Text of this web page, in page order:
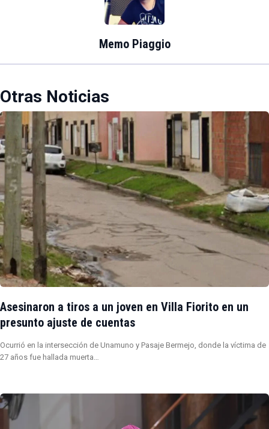
Memo Piaggio
Otras Noticias
Asesinaron a tiros a un joven en Villa Fiorito en un
presunto ajuste de cuentas
Ocurrió en la intersección de Unamuno y Pasaje Bermejo, donde la víctima de
27 años fue hallada muerta…